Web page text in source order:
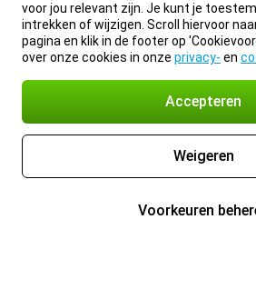
voor jou relevant zijn. Je kunt je
intrekken of wijzigen. Scroll hiervoor
pagina en klik in de footer op
over onze cookies in onze privacy- en
Accepteren
Weigeren
Voorkeuren